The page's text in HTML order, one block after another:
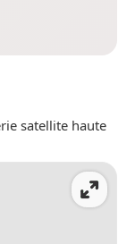
satellite haute